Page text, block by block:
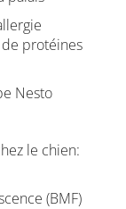
protéines
Nesto
le chien:
(BMF)